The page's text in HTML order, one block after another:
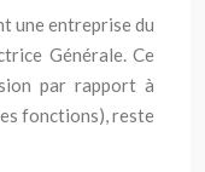
une entreprise du
Générale. Ce
par rapport à
fonctions), reste